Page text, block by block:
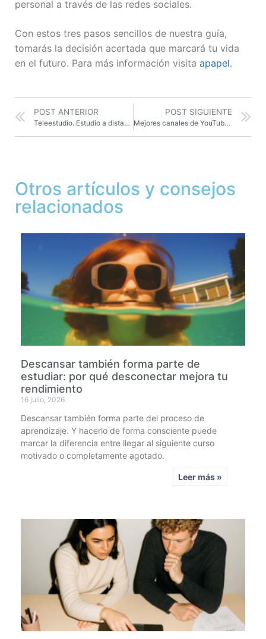
personal a través de las redes sociales.
Con estos tres pasos sencillos de nuestra guía,
tomarás la decisión acertada que marcará tu vida
en el futuro. Para más información visita apapel.
POST ANTERIOR
Teleestudio. Estudio a distancia para mejorar el rendimiento académico
POST SIGUIENTE
Mejores canales de YouTube para opositores
Otros artículos y consejos
relacionados
Descansar también forma parte de
estudiar: por qué desconectar mejora tu
rendimiento
16 julio, 2026
Descansar también forma parte del proceso de
aprendizaje. Y hacerlo de forma consciente puede
marcar la diferencia entre llegar al siguiente curso
motivado o completamente agotado.
Leer más »